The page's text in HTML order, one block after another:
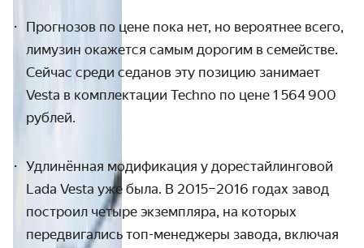
Прогнозов по цене пока нет, но вероятнее всего,
лимузин окажется самым дорогим в семействе.
Сейчас среди седанов эту позицию занимает
Vesta в комплектации Techno по цене 1 564 900
рублей.
Удлинённая модификация у дорестайлинговой
Lada Vesta уже была. В 2015–2016 годах завод
построил четыре экземпляра, на которых
передвигались топ-менеджеры завода, включая